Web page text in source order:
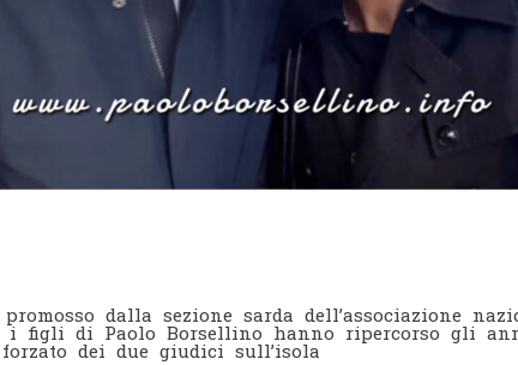
promosso dalla sezione sarda dell’associazione
i figli di Paolo Borsellino hanno ripercorso gli
dei due giudici sull’isola